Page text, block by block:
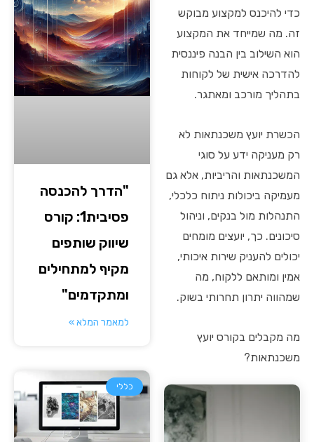
כדי להיכנס למקצוע מבוקש
זה. מה שמייחד את המקצוע
הוא השילוב בין הבנה פיננסית
להדרכה אישית של לקוחות
בתהליך מורכב ומאתגר.
הכשרת יועץ משכנתאות לא
רק מעניקה ידע על סוגי
המשכנתאות והריביות, אלא גם
מעמיקה ביכולות ניתוח כלכלי,
התנהלות מול בנקים, וניהול
סיכונים. כך, יועצים מומחים
יכולים להעניק שירות איכותי,
אמין ומותאם ללקוח, מה
שמהווה יתרון תחרותי בשוק.
מה מקבלים בקורס יועץ
משכנתאות?
"הדרך להכנסה
פסיבית1: קורס
שיווק שותפים
מקיף למתחילים
ומתקדמים"
למאמר המלא »
כללי